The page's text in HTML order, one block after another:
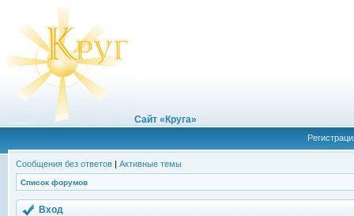
Сайт «Круга»
Сообщения без ответов | Активные темы
Список форумов
Вход